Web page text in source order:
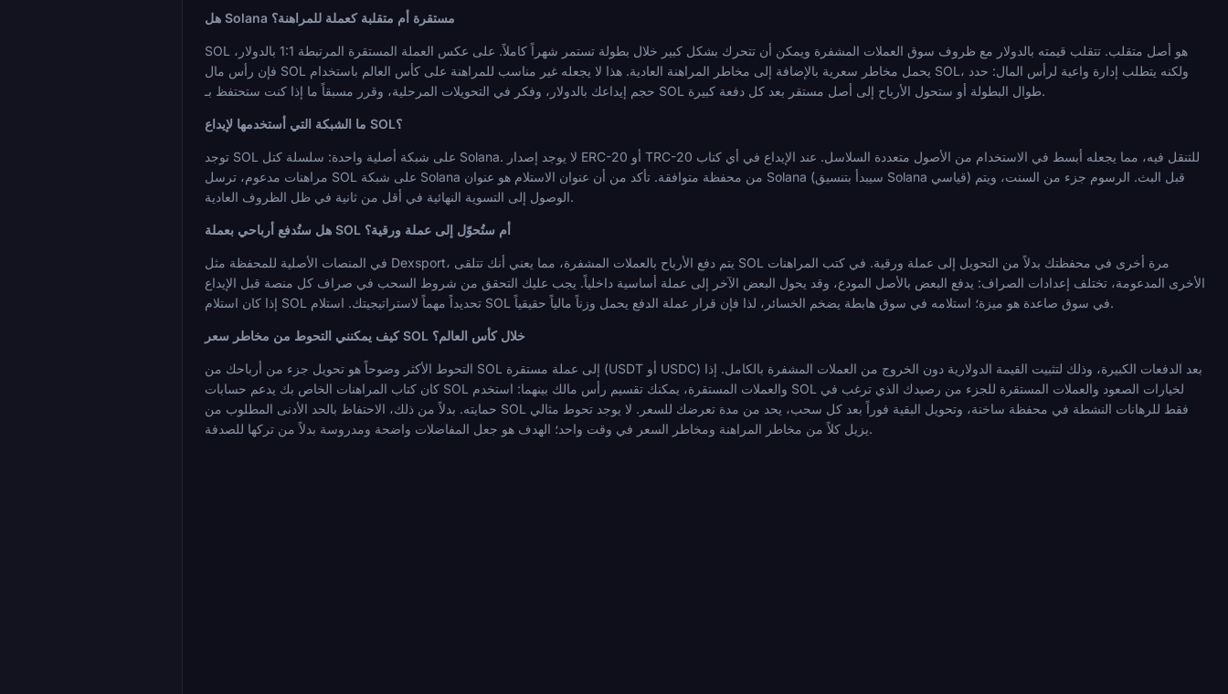
هل Solana مستقرة أم متقلبة كعملة للمراهنة؟
SOL هو أصل متقلب. تتقلب قيمته بالدولار مع ظروف سوق العملات المشفرة ويمكن أن تتحرك بشكل كبير خلال بطولة تستمر شهراً كاملاً. على عكس العملة المستقرة المرتبطة 1:1 بالدولار،
فإن رأس مال SOL يحمل مخاطر سعرية بالإضافة إلى مخاطر المراهنة العادية. هذا لا يجعله غير مناسب للمراهنة على كأس العالم باستخدام SOL، ولكنه يتطلب إدارة واعية لرأس المال: حدد
حجم إيداعك بالدولار، وفكر في التحويلات المرحلية، وقرر مسبقاً ما إذا كنت ستحتفظ بـ SOL طوال البطولة أو ستحول الأرباح إلى أصل مستقر بعد كل دفعة كبيرة.
ما الشبكة التي أستخدمها لإيداع SOL؟
توجد SOL على شبكة أصلية واحدة: سلسلة كتل Solana. لا يوجد إصدار ERC-20 أو TRC-20 للتنقل فيه، مما يجعله أبسط في الاستخدام من الأصول متعددة السلاسل. عند الإيداع في أي كتاب
مراهنات مدعوم، ترسل SOL على شبكة Solana من محفظة متوافقة. تأكد من أن عنوان الاستلام هو عنوان Solana (سيبدأ بتنسيق Solana قياسي) قبل البث. الرسوم جزء من السنت، ويتم
الوصول إلى التسوية النهائية في أقل من ثانية في ظل الظروف العادية.
هل ستُدفع أرباحي بعملة SOL أم ستُحوّل إلى عملة ورقية؟
في المنصات الأصلية للمحفظة مثل Dexsport، يتم دفع الأرباح بالعملات المشفرة، مما يعني أنك تتلقى SOL مرة أخرى في محفظتك بدلاً من التحويل إلى عملة ورقية. في كتب المراهنات
الأخرى المدعومة، تختلف إعدادات الصراف: يدفع البعض بالأصل المودع، وقد يحول البعض الآخر إلى عملة أساسية داخلياً. يجب عليك التحقق من شروط السحب في صراف كل منصة قبل الإيداع
إذا كان استلام SOL تحديداً مهماً لاستراتيجيتك. استلام SOL في سوق صاعدة هو ميزة؛ استلامه في سوق هابطة يضخم الخسائر، لذا فإن قرار عملة الدفع يحمل وزناً مالياً حقيقياً.
كيف يمكنني التحوط من مخاطر سعر SOL خلال كأس العالم؟
التحوط الأكثر وضوحاً هو تحويل جزء من أرباحك من SOL إلى عملة مستقرة (USDT أو USDC) بعد الدفعات الكبيرة، وذلك لتثبيت القيمة الدولارية دون الخروج من العملات المشفرة بالكامل. إذا
كان كتاب المراهنات الخاص بك يدعم حسابات SOL والعملات المستقرة، يمكنك تقسيم رأس مالك بينهما: استخدم SOL لخيارات الصعود والعملات المستقرة للجزء من رصيدك الذي ترغب في
حمايته. بدلاً من ذلك، الاحتفاظ بالحد الأدنى المطلوب من SOL فقط للرهانات النشطة في محفظة ساخنة، وتحويل البقية فوراً بعد كل سحب، يحد من مدة تعرضك للسعر. لا يوجد تحوط مثالي
يزيل كلاً من مخاطر المراهنة ومخاطر السعر في وقت واحد؛ الهدف هو جعل المفاضلات واضحة ومدروسة بدلاً من تركها للصدفة.